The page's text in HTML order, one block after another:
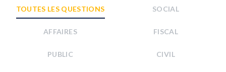
TOUTES LES QUESTIONS SOCIAL
AFFAIRES FISCAL
PUBLIC CIVIL